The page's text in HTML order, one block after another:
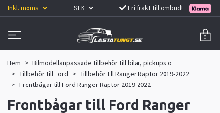
Inkl. moms SEK Fri frakt till ombud!
0
Hem
Bilmodellanpassade tillbehör till bilar, pickups o
Tillbehör till Ford
Tillbehör till Ranger Raptor 2019-2022
Frontbågar till Ford Ranger Raptor 2019-2022
Frontbågar till Ford Ranger